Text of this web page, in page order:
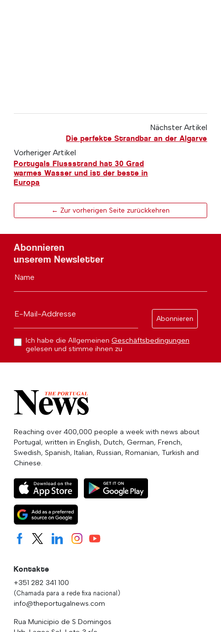
Nächster Artikel
Die perfekte Strandbar an der Algarve
Vorheriger Artikel
Portugals Flussstrand hat 30 Grad
warmes Wasser und ist der beste in
Europa
← Zur vorherigen Seite zurückkehren
Abonnieren
unserem Newsletter
Name
E-Mail-Addresse
Abonnieren
Ich habe die Allgemeinen Geschäftsbedingungen
gelesen und stimme ihnen zu
Reaching over 400,000 people a week with news about
Portugal, written in English, Dutch, German, French,
Swedish, Spanish, Italian, Russian, Romanian, Turkish and
Chinese.
Kontakte
+351 282 341 100
(Chamada para a rede fixa nacional)
info@theportugalnews.com
Rua Municipio de S Domingos